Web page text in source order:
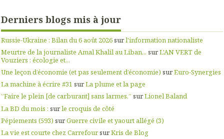
Derniers blogs mis à jour
Russie-Ukraine : Bilan du 6 août 2026surl'information nationaliste
Meurtre de la journaliste Amal Khalil au Liban... surL'AN VERT de
Vouziers : écologie et...
Une leçon d’économie (et pas seulement d’économie) surEuro-Synergies
La machine à écrire #31 surLa plume et la page
”Faire le plein [de carburant] sans larmes.” surLionel Baland
La BD du mois : surle croquis de côté
Pépiements (593) surGuerre civile et yaourt allégé (3)
La vie est courte chez CarrefoursurKris de Blog